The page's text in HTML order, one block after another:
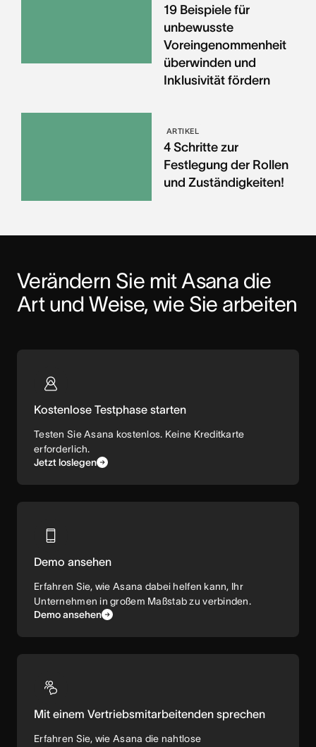
19 Beispiele für
unbewusste
Voreingenommenheit
überwinden und
Inklusivität fördern
ARTIKEL
4 Schritte zur
Festlegung der Rollen
und Zuständigkeiten!
Verändern Sie mit Asana die
Art und Weise, wie Sie arbeiten
Kostenlose Testphase starten
Testen Sie Asana kostenlos. Keine Kreditkarte
erforderlich.
Jetzt loslegen
Demo ansehen
Erfahren Sie, wie Asana dabei helfen kann, Ihr
Unternehmen in großem Maßstab zu verbinden.
Demo ansehen
Mit einem Vertriebsmitarbeitenden sprechen
Erfahren Sie, wie Asana die nahtlose